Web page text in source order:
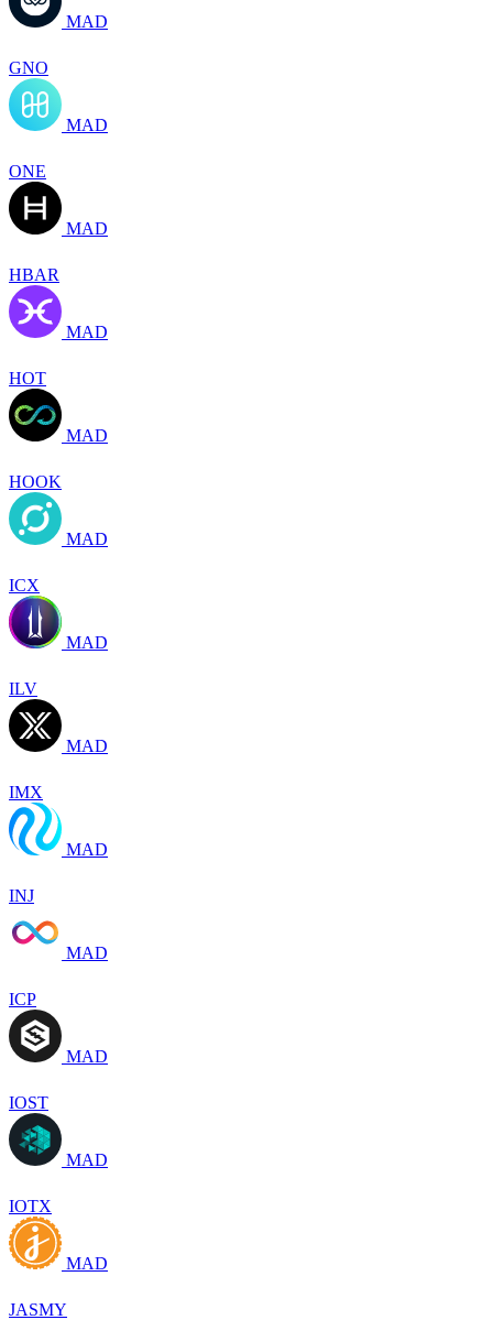
MAD
GNO
MAD
ONE
MAD
HBAR
MAD
HOT
MAD
HOOK
MAD
ICX
MAD
ILV
MAD
IMX
MAD
INJ
MAD
ICP
MAD
IOST
MAD
IOTX
MAD
JASMY